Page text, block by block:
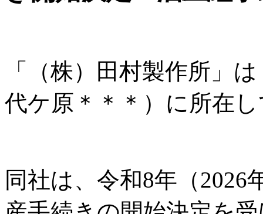
「（株）田村製作所」
代ケ原＊＊＊）に所在
同社は、令和8年（2026